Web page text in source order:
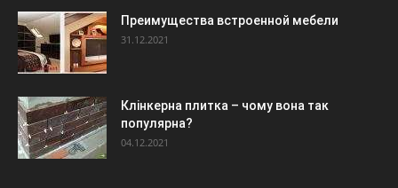
Преимущества встроенной мебели
31.12.2021
Клінкерна плитка – чому вона так
популярна?
04.12.2021